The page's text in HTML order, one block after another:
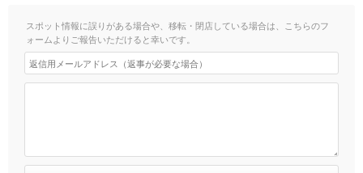
スポット情報に誤りがある場合や、移転・閉店している場合は、こちらのフ
ォームよりご報告いただけると幸いです。